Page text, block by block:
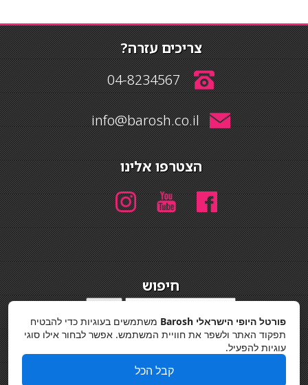
צריכים עזרה?
04-8234567
info@barosh.co.il
הצטרפו אלינו
חיפוש
מדיניות פרטיות
פורטל היופי הישראלי Barosh
משתמשים בעוגיות כדי להבטיח
תפקוד האתר ולשפר את חוויית המשתמש. אפשר לבחור אילו סוגי
עוגיות להפעיל.
קבל הכל